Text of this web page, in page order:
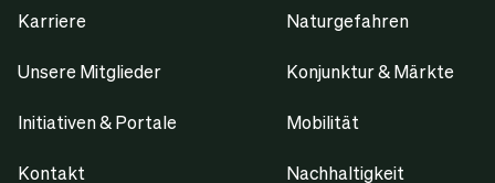
Karriere
Unsere Mitglieder
Initiativen & Portale
Kontakt
Naturgefahren
Konjunktur & Märkte
Mobilität
Nachhaltigkeit